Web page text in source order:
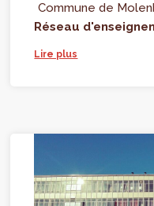
Commune de
Réseau
Lire plus